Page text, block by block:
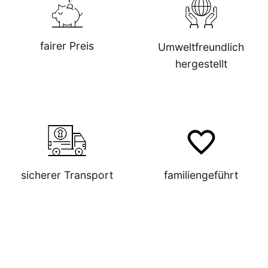
fairer Preis
Umweltfreundlich
hergestellt
sicherer Transport familiengeführt